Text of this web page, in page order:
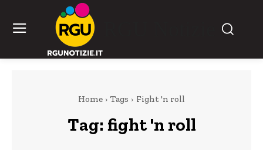
Home Tags Fight 'n roll
Tag: fight 'n roll